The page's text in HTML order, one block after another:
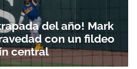
del año! Mark
con un fildeo
central